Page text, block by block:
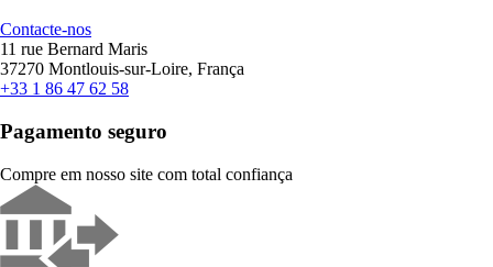
Contacte-nos
11 rue Bernard Maris
37270 Montlouis-sur-Loire, França
+33 1 86 47 62 58
Pagamento seguro
Compre em nosso site com total confiança